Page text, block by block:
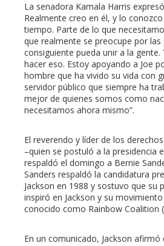
La senadora Kamala Harris
Realmente creo en él, y lo
tiempo. Parte de lo que
que realmente se preocupe por
consiguiente pueda unir a la gente.
hacer eso. Estoy apoyando a Joe
hombre que ha vivido su vida con
servidor público que siempre ha
mejor de quienes somos como
necesitamos ahora mismo”.
El reverendo y líder de los
–quien se postuló a la presidencia
respaldó el domingo a Bernie
Sanders respaldó la candidatura
Jackson en 1988 y sostuvo que su
inspiró en Jackson y su
conocido como Rainbow Coalition
En un comunicado, Jackson afirmó